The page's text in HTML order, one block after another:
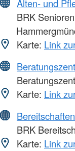
Alten- und
BRK
Karte: Link
Karte: Link
BRK
Karte: Link